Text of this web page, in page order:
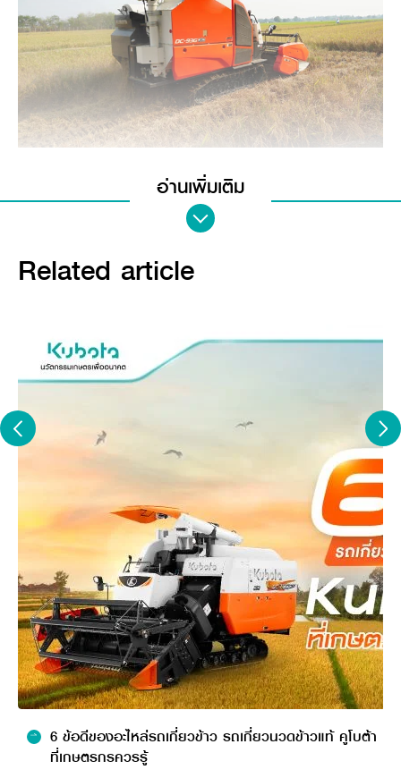
ภาพจากSiam Kubota
สำหรับเกษตรกรท่านใดที่กำลังสงสัยว่ารถเกี่ยวข้าวขนาดเล็กมี
ข้อมูลเพื่ออธิบายให้ฟังอย่างละเอียดเรียบร้อยแล้ว
รถเกี่ยวข้าวขนาดเล็กมีราคาไม่แพงเมื่อเทียบกับรถเกี่ยวข้าว
ขนาดใหญ่ โดยอาจมีราคาอยู่ที่ต่ำกว่าหลักล้าน แต่มีการใช้งานที่เต็ม
ประสิทธิภาพ เกี่ยวข้าวได้อย่างปราณีต สะอาด คล่องตัว ไม่แพ้รถเกี่ยว
ข้าวขนาดใหญ่ จึงเหมาะสำหรับเกษตรกรที่มีงบประมาณจำกัด หรือ
ต้องการเน้นการเก็บเกี่ยวข้าวส่วนตัว,
ในเครือญาติ, รับจ้างในพื้นที่, หรือมีข้อจำกัดของแปลงนาขนาดเล็ก
รถเกี่ยวข้าวขนาดเล็กจะมีการใช้งานที่ง่ายกว่าขนาดใหญ่ เช่นมี
คันควบคุมที่ใช้งานง่าย และมีหลายฟังก์ชั่นการใช้งานรวมเอาไว้ให้แล้ว
เช่น มีทั้งการคุมล้อโน้ม การยกหัวเกี่ยวขึ้น-ลง รวมไปถึงการเลี้ยวซ้าย-
ขวา อีกทั้งยังมีขั้นตอนการทำงานของตัวรถที่ไม่ซับซ้อน ซึ่งเกษตรกร
สามารถเรียนรู้และเริ่มใช้งานด้วยตัวเองได้ภายในเวลาไม่นาน นอกจากนี้
รถเกี่ยวข้าวขนาดเล็กยังดูแลรักษาง่าย ไม่จุกจิก และมีค่าบำรุงรักษาไม่
สูงเมื่อเทียบกับรถเกี่ยวนวดข้าวขนาดใหญ่
3. เคลื่อนย้ายสะดวก
รถเกี่ยวข้าวขนาดเล็กมีขนาดกะทัดรัด คล่องตัว ขับขี่ง่าย
เคลื่อนย้ายสะดวกและรวดเร็วกว่าการเดินเกี่ยวข้าวเอง ที่สำคัญรถเกี่ยว
ข้าวขนาดเล็กยังสามารถเข้าถึงได้แม้ในพื้นที่ที่ยากลำบาก เช่น ที่ที่มี
บริเวณแคบ หรือแฉะจนทำให้เดินยาก ซึ่งถ้าหากใช้แรงงานคนก็อาจทำให้
เสียเวลาเพิ่มแถมเก็บเกี่ยวได้ในปริมาณที่ไม่มาก
เท่ารถเกี่ยวข้าว
อ่านเพิ่มเติม
Related article
6 ข้อดีของอะไหล่รถเกี่ยวข้าว รถเกี่ยวนวดข้าวแท้ คูโบต้า
ที่เกษตรกรควรรู้